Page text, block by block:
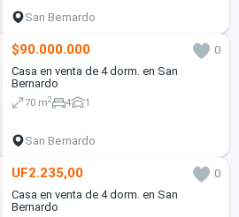
San Bernardo
$90.000.000
0
Casa en venta de 4 dorm. en San
Bernardo
70 m2 4 1
San Bernardo
UF2.235,00
0
Casa en venta de 4 dorm. en San
Bernardo